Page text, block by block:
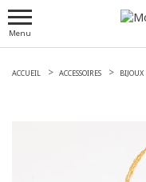
Menu
ACCUEIL ACCESSOIRES BIJOUX